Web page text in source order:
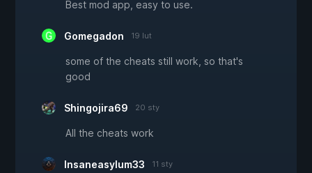
Best mod app, easy to use.
Gomegadon 19 lut
some of the cheats still work, so that's
good
Shingojira69 20 sty
All the cheats work
Insaneasylum33 11 sty